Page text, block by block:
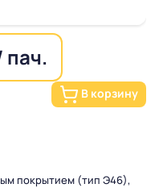
пач.
В корзину
покрытием (тип Э46),